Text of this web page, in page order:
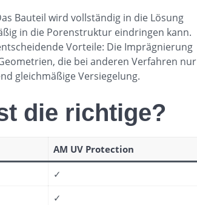
Bauteil wird vollständig in die Lösung
in die Porenstruktur eindringen kann.
Vorteile: Die Imprägnierung
die bei anderen Verfahren nur
gleichmäßige Versiegelung.
die richtige?
AM UV Protection
✓
✓